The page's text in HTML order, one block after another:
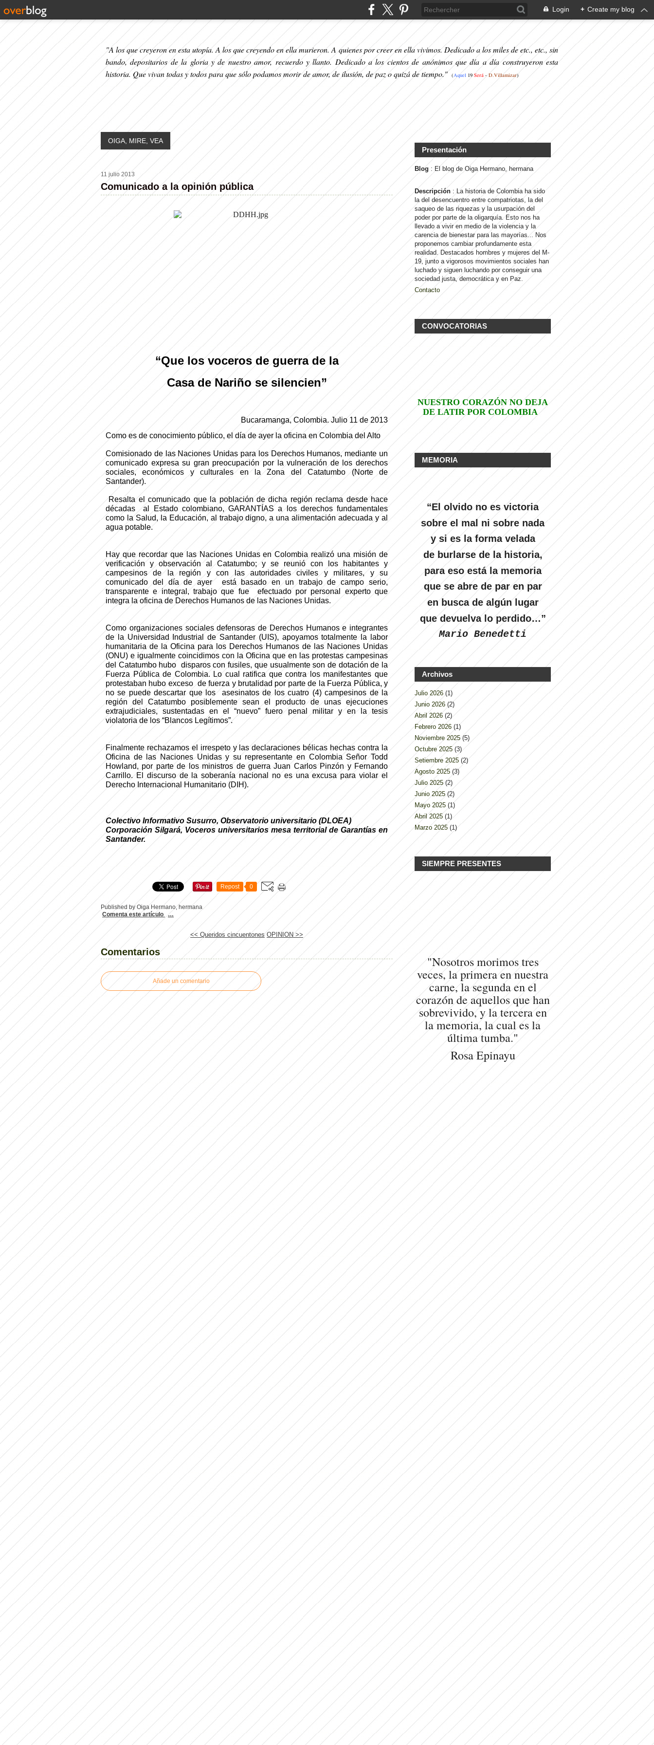
Login + Create my blog
"A los que creyeron en esta utopía. A los que creyendo en ella murieron. A quienes por creer en ella vivimos. Dedicado a los miles de etc., etc., sin
bando, depositarios de la gloria y de nuestro amor, recuerdo y llanto. Dedicado a los cientos de anónimos que día a día construyeron esta
historia. Que vivan todas y todos para que sólo podamos morir de amor, de ilusión, de paz o quizá de tiempo." (Aquel 19 Será - D.Villamizar)
OIGA, MIRE, VEA
11 julio 2013
Comunicado a la opinión pública
“Que los voceros de guerra de la
Casa de Nariño se silencien”
Bucaramanga, Colombia. Julio 11 de 2013
Como es de conocimiento público, el día de ayer la oficina en Colombia del Alto
Comisionado de las Naciones Unidas para los Derechos Humanos, mediante un
comunicado expresa su gran preocupación por la vulneración de los derechos
sociales, económicos y culturales en la Zona del Catatumbo (Norte de
Santander).
Resalta el comunicado que la población de dicha región reclama desde hace
décadas
al Estado colombiano, GARANTÍAS a los derechos fundamentales
como la Salud, la Educación, al trabajo digno, a una alimentación adecuada y al
agua potable.
Hay que recordar que las Naciones Unidas en Colombia realizó una misión de
verificación y observación al Catatumbo; y se reunió con los habitantes y
campesinos de la región y con las autoridades civiles y militares, y su
comunicado del día de ayer
está basado en un trabajo de campo serio,
transparente e integral, trabajo que fue
efectuado por personal experto que
integra la oficina de Derechos Humanos de las Naciones Unidas.
Como organizaciones sociales defensoras de Derechos Humanos e integrantes
de la Universidad Industrial de Santander (UIS), apoyamos totalmente la labor
humanitaria de la Oficina para los Derechos Humanos de las Naciones Unidas
(ONU) e igualmente coincidimos con la Oficina que en las protestas campesinas
del Catatumbo hubo disparos con fusiles, que usualmente son de dotación de la
Fuerza Pública de Colombia. Lo cual ratifica que contra los manifestantes que
protestaban hubo exceso de fuerza y brutalidad por parte de la Fuerza Pública, y
no se puede descartar que los
asesinatos de los cuatro (4) campesinos de la
región del Catatumbo posiblemente sean el producto de unas ejecuciones
extrajudiciales, sustentadas en el “nuevo” fuero penal militar y en la tesis
violatoria de los “Blancos Legítimos”.
Finalmente rechazamos el irrespeto y las declaraciones bélicas hechas contra la
Oficina de las Naciones Unidas y su representante en Colombia Señor Todd
Howland, por parte de los ministros de guerra Juan Carlos Pinzón y Fernando
Carrillo. El discurso de la soberanía nacional no es una excusa para violar el
Derecho Internacional Humanitario (DIH).
Colectivo Informativo Susurro, Observatorio universitario (DLOEA)
Corporación Silgará, Voceros universitarios mesa territorial de Garantías en
Santander.
Repost 0
Published by Oiga Hermano, hermana
Comenta este artículo
…
<< Queridos cincuentones OPINION >>
Comentarios
Añade un comentario
Presentación
Blog : El blog de Oiga Hermano, hermana
Descripción : La historia de Colombia ha sido
la del desencuentro entre compatriotas, la del
saqueo de las riquezas y la usurpación del
poder por parte de la oligarquía. Esto nos ha
llevado a vivir en medio de la violencia y la
carencia de bienestar para las mayorías... Nos
proponemos cambiar profundamente esta
realidad. Destacados hombres y mujeres del M-
19, junto a vigorosos movimientos sociales han
luchado y siguen luchando por conseguir una
sociedad justa, democrática y en Paz.
Contacto
CONVOCATORIAS
NUESTRO CORAZÓN NO DEJA
DE LATIR POR COLOMBIA
MEMORIA
“El olvido no es victoria
sobre el mal ni sobre nada
y si es la forma velada
de burlarse de la historia,
para eso está la memoria
que se abre de par en par
en busca de algún lugar
que devuelva lo perdido…”
Mario Benedetti
Archivos
Julio 2026 (1)
Junio 2026 (2)
Abril 2026 (2)
Febrero 2026 (1)
Noviembre 2025 (5)
Octubre 2025 (3)
Setiembre 2025 (2)
Agosto 2025 (3)
Julio 2025 (2)
Junio 2025 (2)
Mayo 2025 (1)
Abril 2025 (1)
Marzo 2025 (1)
SIEMPRE PRESENTES
"Nosotros morimos tres
veces, la primera en nuestra
carne, la segunda en el
corazón de aquellos que han
sobrevivido, y la tercera en
la memoria, la cual es la
última tumba."
Rosa Epinayu